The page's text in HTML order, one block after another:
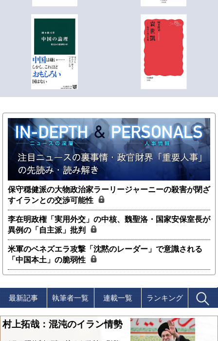
保守穏健派の大物政治家ラーリージャーニーの殺害が閉ざ
すイランとの交渉可能性
李在明政権「実用外交」の中核、魏聖洛・国家安保室長が
異例の「自主派」批判
米軍のベネズエラ攻撃「沈黙のレーダー」で意識される
「中国本土」の脆弱性
最新記事 執筆者一覧 連載一覧 ランキング
村上拓哉：混沌のイラン情勢